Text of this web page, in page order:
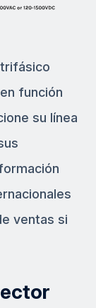
función
su línea
ventas si